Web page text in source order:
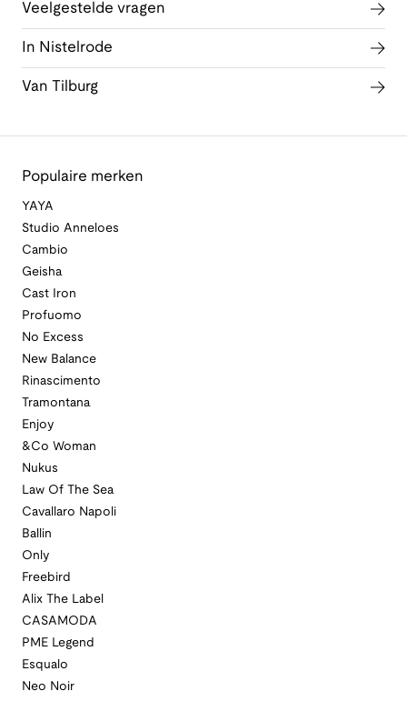
Veelgestelde vragen
In Nistelrode
Van Tilburg
Populaire merken
YAYA
Studio Anneloes
Cambio
Geisha
Cast Iron
Profuomo
No Excess
New Balance
Rinascimento
Tramontana
Enjoy
&Co Woman
Nukus
Law Of The Sea
Cavallaro Napoli
Ballin
Only
Freebird
Alix The Label
CASAMODA
PME Legend
Esqualo
Neo Noir